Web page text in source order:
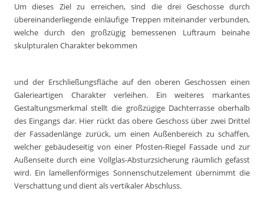
Um dieses Ziel zu erreichen, sind die drei Geschosse durch
übereinanderliegende einläufige Treppen miteinander verbunden,
welche durch den großzügig bemessenen Luftraum beinahe
skulpturalen Charakter bekommen
und der Erschließungsfläche auf den oberen Geschossen einen
Galerieartigen Charakter verleihen. Ein weiteres markantes
Gestaltungsmerkmal stellt die großzügige Dachterrasse oberhalb
des Eingangs dar. Hier rückt das obere Geschoss über zwei Drittel
der Fassadenlänge zurück, um einen Außenbereich zu schaffen,
welcher gebäudeseitig von einer Pfosten-Riegel Fassade und zur
Außenseite durch eine Vollglas-Absturzsicherung räumlich gefasst
wird. Ein lamellenförmiges Sonnenschutzelement übernimmt die
Verschattung und dient als vertikaler Abschluss.